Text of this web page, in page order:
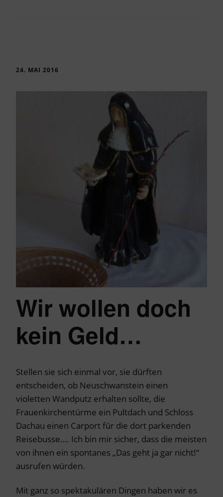
24. MAI 2016
Wir wollen doch
kein Geld…
Stellen sie sich einmal vor, sie dürften
entscheiden, ob Neuschwanstein einen
violetten Wandputz erhalten sollte, die
Frauenkirchentürme ein Pultdach und Schloss
Dachau einen Carport für die dort parkenden
Reisebusse…. Ich bin mir sicher, dass die meisten
von ihnen ein spontanes „Das geht ja gar nicht!“
ausrufen würden.
Mit ganz so spektakulären Dingen haben wir es